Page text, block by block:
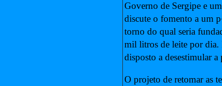
Governo de Sergipe e
discute o fomento a um
torno do qual seria
mil litros de leite por
disposto a desestimular
O projeto de retomar as